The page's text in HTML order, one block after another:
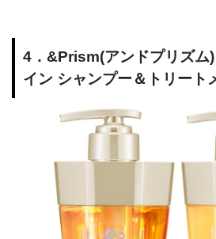
4．&Prism(アンドプリズム
イン シャンプー＆トリート